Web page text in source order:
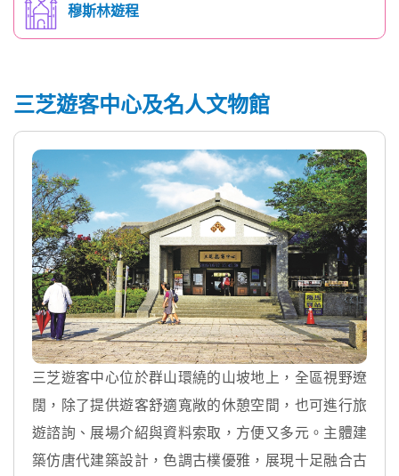
穆斯林遊程
三芝遊客中心及名人文物館
三芝遊客中心位於群山環繞的山坡地上，全區視野遼
闊，除了提供遊客舒適寬敞的休憩空間，也可進行旅
遊諮詢、展場介紹與資料索取，方便又多元。主體建
築仿唐代建築設計，色調古樸優雅，展現十足融合古